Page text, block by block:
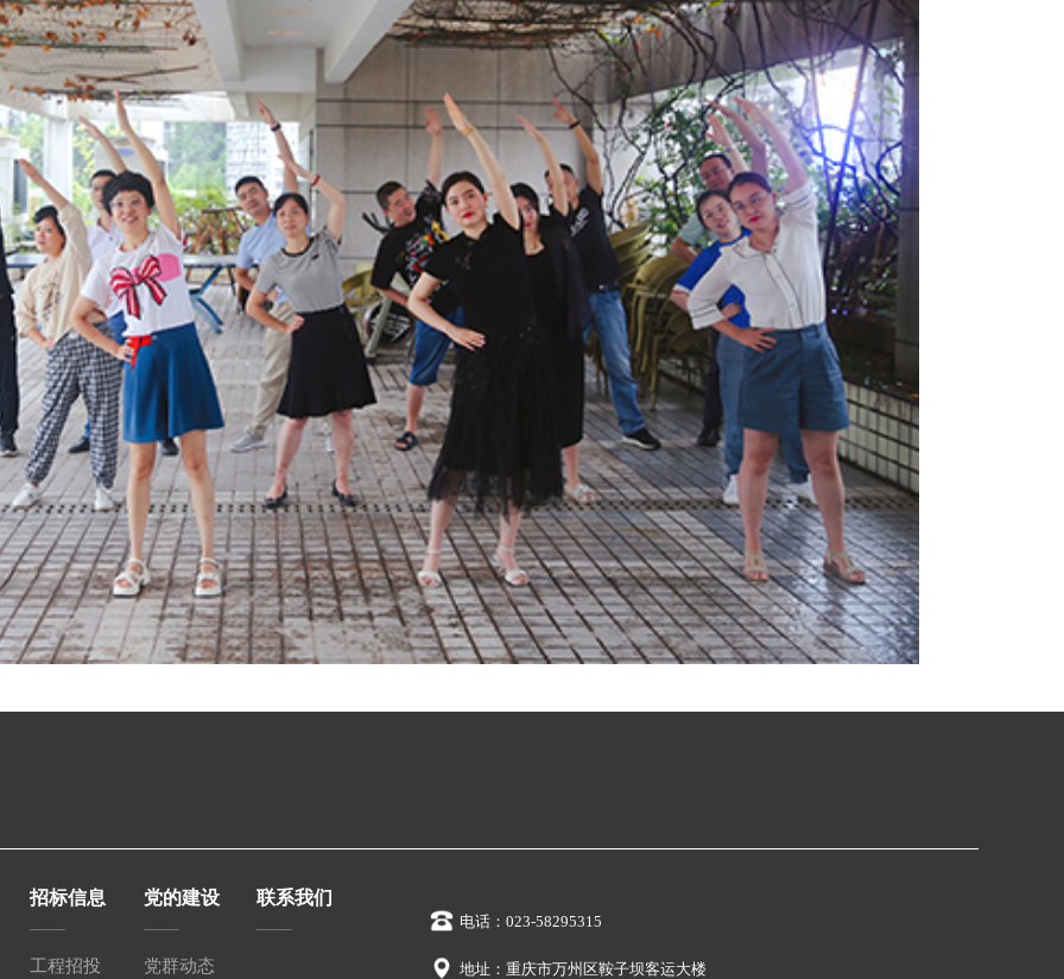
招标信息
工程招投
党的建设
党群动态
联系我们
电话：023-58295315
地址：重庆市万州区鞍子坝客运大楼